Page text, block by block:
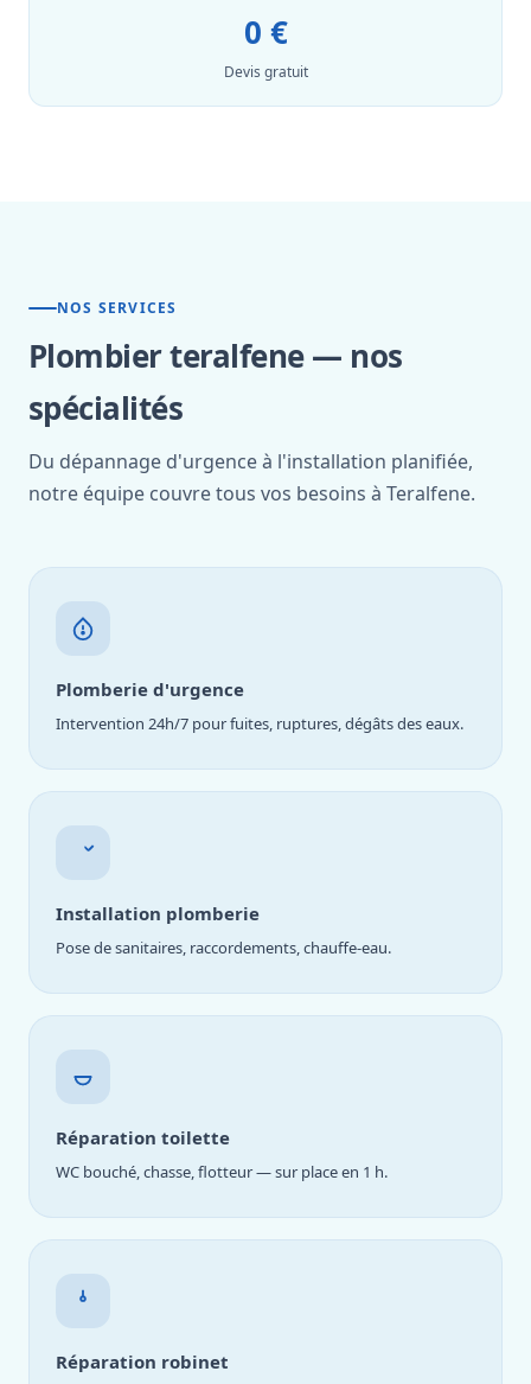
0 €
Devis gratuit
NOS SERVICES
Plombier teralfene — nos
spécialités
Du dépannage d'urgence à l'installation planifiée,
notre équipe couvre tous vos besoins à Teralfene.
Plomberie d'urgence
Intervention 24h/7 pour fuites, ruptures, dégâts des eaux.
Installation plomberie
Pose de sanitaires, raccordements, chauffe-eau.
Réparation toilette
WC bouché, chasse, flotteur — sur place en 1 h.
Réparation robinet